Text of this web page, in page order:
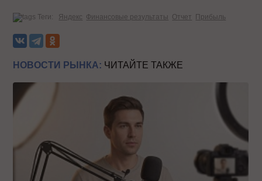
Теги: Яндекс Финансовые результаты Отчет Прибыль
НОВОСТИ РЫНКА: ЧИТАЙТЕ ТАКЖЕ